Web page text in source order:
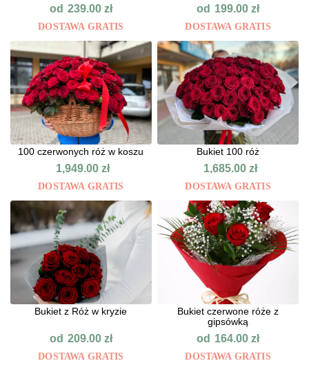
od 239.00 zł
DOSTAWA GRATIS
od 199.00zł
DOSTAWA GRATIS
100 czerwonych róż w koszu
1,949.00zł
DOSTAWA GRATIS
Bukiet 100 róż
1,685.00 zł
DOSTAWA GRATIS
Bukiet z Róż w kryzie
od 209.00 zł
DOSTAWA GRATIS
Bukiet czerwone róże z
gipsówką
od 164.00zł
DOSTAWA GRATIS